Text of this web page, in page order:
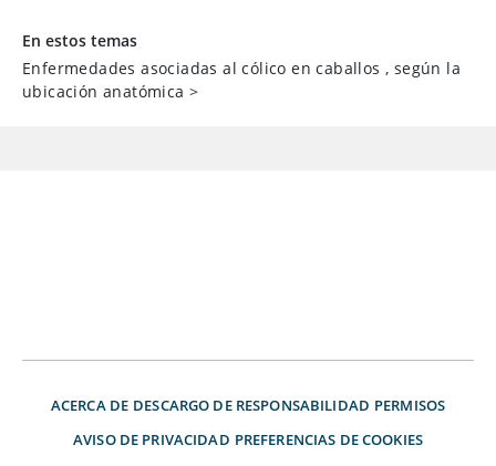
En estos temas
Enfermedades asociadas al cólico en caballos , según la
ubicación anatómica >
ACERCA DE DESCARGO DE RESPONSABILIDAD PERMISOS
AVISO DE PRIVACIDAD PREFERENCIAS DE COOKIES